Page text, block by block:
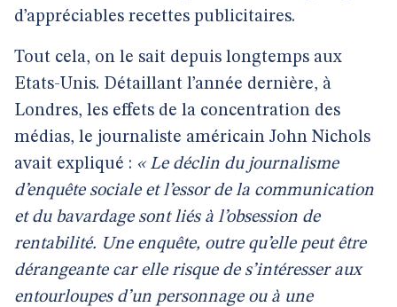
d’appréciables recettes publicitaires.
Tout cela, on le sait depuis longtemps aux
Etats-Unis. Détaillant l’année dernière, à
Londres, les effets de la concentration des
médias, le journaliste américain John Nichols
avait expliqué : « Le déclin du journalisme
d’enquête sociale et l’essor de la communication
et du bavardage sont liés à l’obsession de
rentabilité. Une enquête, outre qu’elle peut être
dérangeante car elle risque de s’intéresser aux
entourloupes d’un personnage ou à une